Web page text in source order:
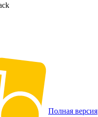
Полная версия